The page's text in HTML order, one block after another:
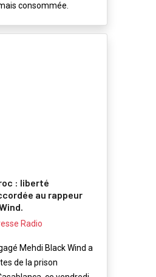
consommée.
: liberté
au rappeur
Radio
Mehdi Black Wind a
de la prison